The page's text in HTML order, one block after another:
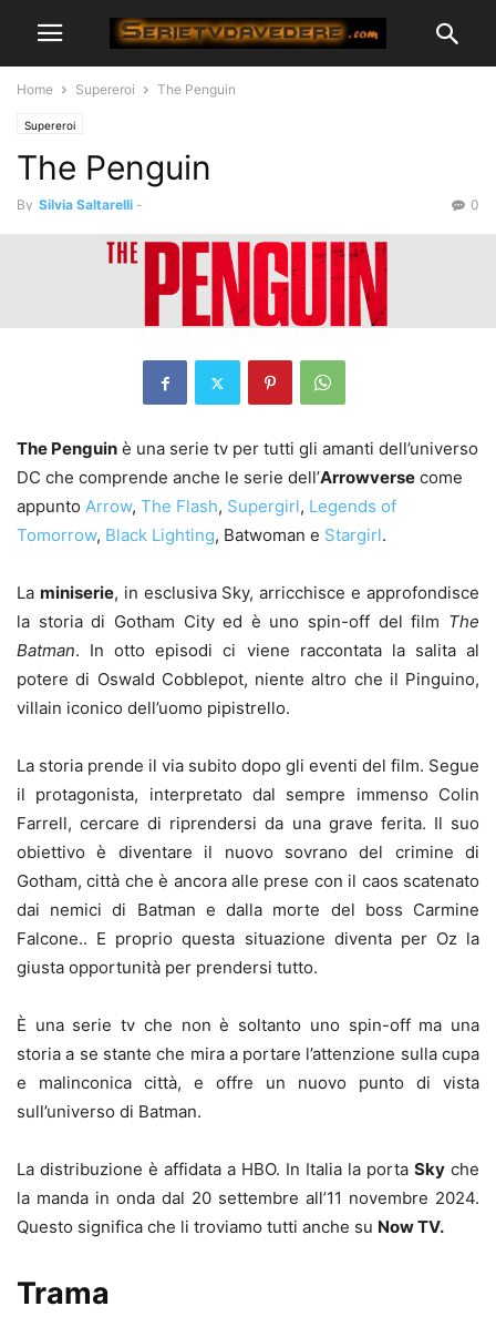
Home Supereroi The Penguin
Supereroi
The Penguin
By Silvia Saltarelli - 0
The Penguin è una serie tv per tutti gli amanti dell’universo
DC che comprende anche le serie dell’Arrowverse come
appunto Arrow, The Flash, Supergirl, Legends of
Tomorrow, Black Lighting, Batwoman e Stargirl.
La miniserie, in esclusiva Sky, arricchisce e approfondisce
la storia di Gotham City ed è uno spin-off del film The
Batman. In otto episodi ci viene raccontata la salita al
potere di Oswald Cobblepot, niente altro che il Pinguino,
villain iconico dell’uomo pipistrello.
La storia prende il via subito dopo gli eventi del film. Segue
il protagonista, interpretato dal sempre immenso Colin
Farrell, cercare di riprendersi da una grave ferita. Il suo
obiettivo è diventare il nuovo sovrano del crimine di
Gotham, città che è ancora alle prese con il caos scatenato
dai nemici di Batman e dalla morte del boss Carmine
Falcone.. E proprio questa situazione diventa per Oz la
giusta opportunità per prendersi tutto.
È una serie tv che non è soltanto uno spin-off ma una
storia a se stante che mira a portare l’attenzione sulla cupa
e malinconica città, e offre un nuovo punto di vista
sull’universo di Batman.
La distribuzione è affidata a HBO. In Italia la porta Sky che
la manda in onda dal 20 settembre all’11 novembre 2024.
Questo significa che li troviamo tutti anche su Now TV.
Trama